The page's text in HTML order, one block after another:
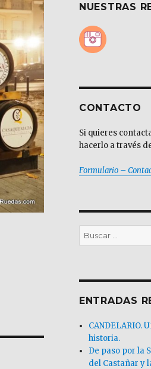
NUESTRAS
CONTACTO
Si quieres
hacerlo a través
Formulario –
Buscar
por:
ENTRADAS
CANDELARIO.
historia.
De paso por la
del Castañar y